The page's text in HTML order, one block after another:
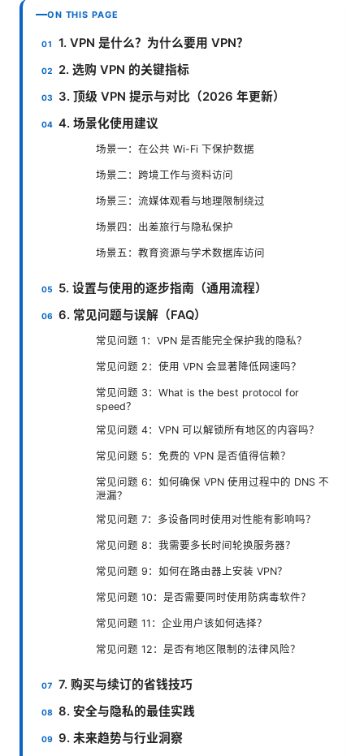
ON THIS PAGE
1. VPN 是什么？为什么要用 VPN？
2. 选购 VPN 的关键指标
3. 顶级 VPN 提示与对比（2026 年更新）
4. 场景化使用建议
场景一：在公共 Wi-Fi 下保护数据
场景二：跨境工作与资料访问
场景三：流媒体观看与地理限制绕过
场景四：出差旅行与隐私保护
场景五：教育资源与学术数据库访问
5. 设置与使用的逐步指南（通用流程）
6. 常见问题与误解（FAQ）
常见问题 1：VPN 是否能完全保护我的隐私？
常见问题 2：使用 VPN 会显著降低网速吗？
常见问题 3：What is the best protocol for
speed？
常见问题 4：VPN 可以解锁所有地区的内容吗？
常见问题 5：免费的 VPN 是否值得信赖？
常见问题 6：如何确保 VPN 使用过程中的 DNS 不
泄漏？
常见问题 7：多设备同时使用对性能有影响吗？
常见问题 8：我需要多长时间轮换服务器？
常见问题 9：如何在路由器上安装 VPN？
常见问题 10：是否需要同时使用防病毒软件？
常见问题 11：企业用户该如何选择？
常见问题 12：是否有地区限制的法律风险？
7. 购买与续订的省钱技巧
8. 安全与隐私的最佳实践
9. 未来趋势与行业洞察